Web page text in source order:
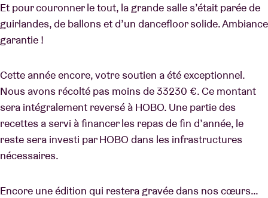
Et pour couronner le tout, la grande salle s’était parée de
guirlandes, de ballons et d’un dancefloor solide. Ambiance
garantie !
Cette année encore, votre soutien a été exceptionnel.
Nous avons récolté pas moins de 33230 €. Ce montant
sera intégralement reversé à HOBO. Une partie des
recettes a servi à financer les repas de fin d’année, le
reste sera investi par HOBO dans les infrastructures
nécessaires.
Encore une édition qui restera gravée dans nos cœurs…